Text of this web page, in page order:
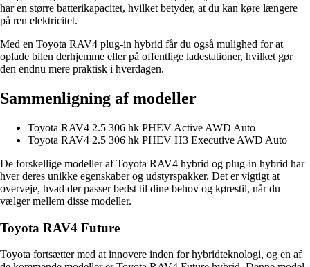
har en større batterikapacitet, hvilket betyder, at du kan køre længere
på ren elektricitet.
Med en Toyota RAV4 plug-in hybrid får du også mulighed for at
oplade bilen derhjemme eller på offentlige ladestationer, hvilket gør
den endnu mere praktisk i hverdagen.
Sammenligning af modeller
Toyota RAV4 2.5 306 hk PHEV Active AWD Auto
Toyota RAV4 2.5 306 hk PHEV H3 Executive AWD Auto
De forskellige modeller af Toyota RAV4 hybrid og plug-in hybrid har
hver deres unikke egenskaber og udstyrspakker. Det er vigtigt at
overveje, hvad der passer bedst til dine behov og kørestil, når du
vælger mellem disse modeller.
Toyota RAV4 Future
Toyota fortsætter med at innovere inden for hybridteknologi, og en af